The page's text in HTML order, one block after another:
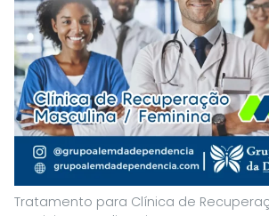
Tratamento para Clínica de